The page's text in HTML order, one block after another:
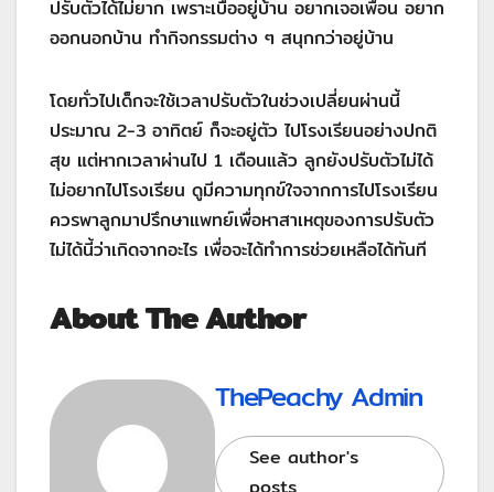
ปรับตัวได้ไม่ยาก เพราะเบื่ออยู่บ้าน อยากเจอเพื่อน อยาก
ออกนอกบ้าน ทำกิจกรรมต่าง ๆ สนุกกว่าอยู่บ้าน
โดยทั่วไปเด็กจะใช้เวลาปรับตัวในช่วงเปลี่ยนผ่านนี้
ประมาณ 2-3 อาทิตย์ ก็จะอยู่ตัว ไปโรงเรียนอย่างปกติ
สุข แต่หากเวลาผ่านไป 1 เดือนแล้ว ลูกยังปรับตัวไม่ได้
ไม่อยากไปโรงเรียน ดูมีความทุกข์ใจจากการไปโรงเรียน
ควรพาลูกมาปรึกษาแพทย์เพื่อหาสาเหตุของการปรับตัว
ไม่ได้นี้ว่าเกิดจากอะไร เพื่อจะได้ทำการช่วยเหลือได้ทันที
About The Author
ThePeachy Admin
See author's